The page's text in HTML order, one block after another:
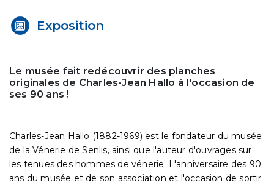
Exposition
Le musée fait redécouvrir des planches
originales de Charles-Jean Hallo à l'occasion de
ses 90 ans !
Charles-Jean Hallo (1882-1969) est le fondateur du musée
de la Vénerie de Senlis, ainsi que l'auteur d'ouvrages sur
les tenues des hommes de vénerie. L'anniversaire des 90
ans du musée et de son association et l'occasion de sortir